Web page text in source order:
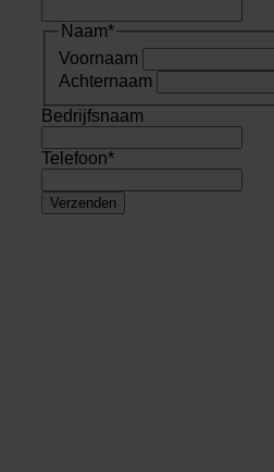
Naam*
Voornaam
Achternaam
Bedrijfsnaam
Telefoon*